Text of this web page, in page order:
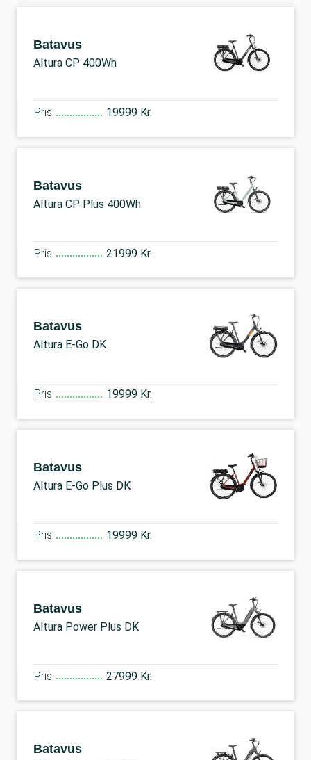
Batavus
Altura CP 400Wh
Pris 19999 Kr.
Batavus
Altura CP Plus 400Wh
Pris 21999 Kr.
Batavus
Altura E-Go DK
Pris 19999 Kr.
Batavus
Altura E-Go Plus DK
Pris 19999 Kr.
Batavus
Altura Power Plus DK
Pris 27999 Kr.
Batavus